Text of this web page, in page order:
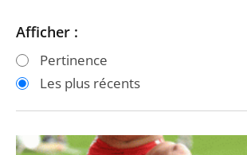
Passer
les
filtres
après
Passer
les
filtres
avant
Afficher :
Pertinence
Les plus récents
Le